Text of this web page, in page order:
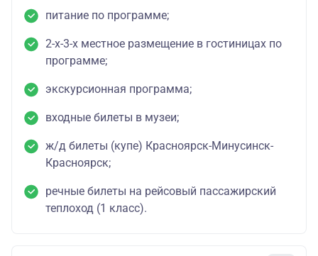
питание по программе;
2-х-3-х местное размещение в гостиницах по
программе;
экскурсионная программа;
входные билеты в музеи;
ж/д билеты (купе) Красноярск-Минусинск-
Красноярск;
речные билеты на рейсовый пассажирский
теплоход (1 класс).